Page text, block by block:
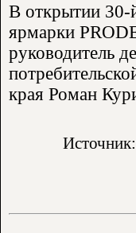
В открытии 30-
ярмарки
руководитель
края Роман